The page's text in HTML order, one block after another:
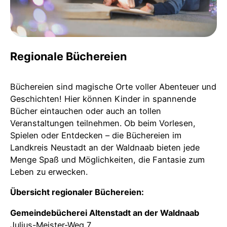
Regionale Büchereien
Büchereien sind magische Orte voller Abenteuer und
Geschichten! Hier können Kinder in spannende
Bücher eintauchen oder auch an tollen
Veranstaltungen teilnehmen. Ob beim Vorlesen,
Spielen oder Entdecken – die Büchereien im
Landkreis Neustadt an der Waldnaab bieten jede
Menge Spaß und Möglichkeiten, die Fantasie zum
Leben zu erwecken.
Übersicht regionaler Büchereien:
Gemeindebücherei Altenstadt an der Waldnaab
Julius-Meister-Weg 7